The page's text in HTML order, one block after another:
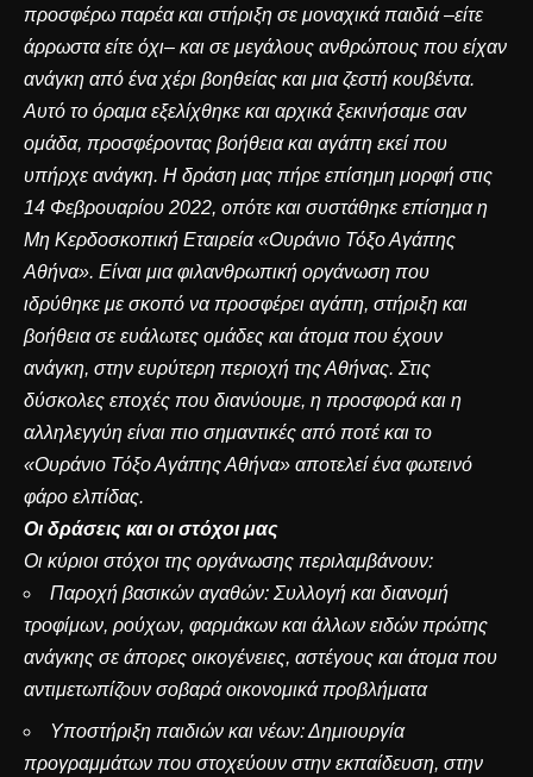
προσφέρω παρέα και στήριξη σε μοναχικά παιδιά –είτε
άρρωστα είτε όχι– και σε μεγάλους ανθρώπους που είχαν
ανάγκη από ένα χέρι βοηθείας και μια ζεστή κουβέντα.
Αυτό το όραμα εξελίχθηκε και αρχικά ξεκινήσαμε σαν
ομάδα, προσφέροντας βοήθεια και αγάπη εκεί που
υπήρχε ανάγκη. Η δράση μας πήρε επίσημη μορφή στις
14 Φεβρουαρίου 2022, οπότε και συστάθηκε επίσημα η
Μη Κερδοσκοπική Εταιρεία «Ουράνιο Τόξο Αγάπης
Αθήνα». Είναι μια φιλανθρωπική οργάνωση που
ιδρύθηκε με σκοπό να προσφέρει αγάπη, στήριξη και
βοήθεια σε ευάλωτες ομάδες και άτομα που έχουν
ανάγκη, στην ευρύτερη περιοχή της Αθήνας. Στις
δύσκολες εποχές που διανύουμε, η προσφορά και η
αλληλεγγύη είναι πιο σημαντικές από ποτέ και το
«Ουράνιο Τόξο Αγάπης Αθήνα» αποτελεί ένα φωτεινό
φάρο ελπίδας.
Οι δράσεις και οι στόχοι μας
Οι κύριοι στόχοι της οργάνωσης περιλαμβάνουν:
Παροχή βασικών αγαθών: Συλλογή και διανομή
τροφίμων, ρούχων, φαρμάκων και άλλων ειδών πρώτης
ανάγκης σε άπορες οικογένειες, αστέγους και άτομα που
αντιμετωπίζουν σοβαρά οικονομικά προβλήματα
Υποστήριξη παιδιών και νέων: Δημιουργία
προγραμμάτων που στοχεύουν στην εκπαίδευση, στην